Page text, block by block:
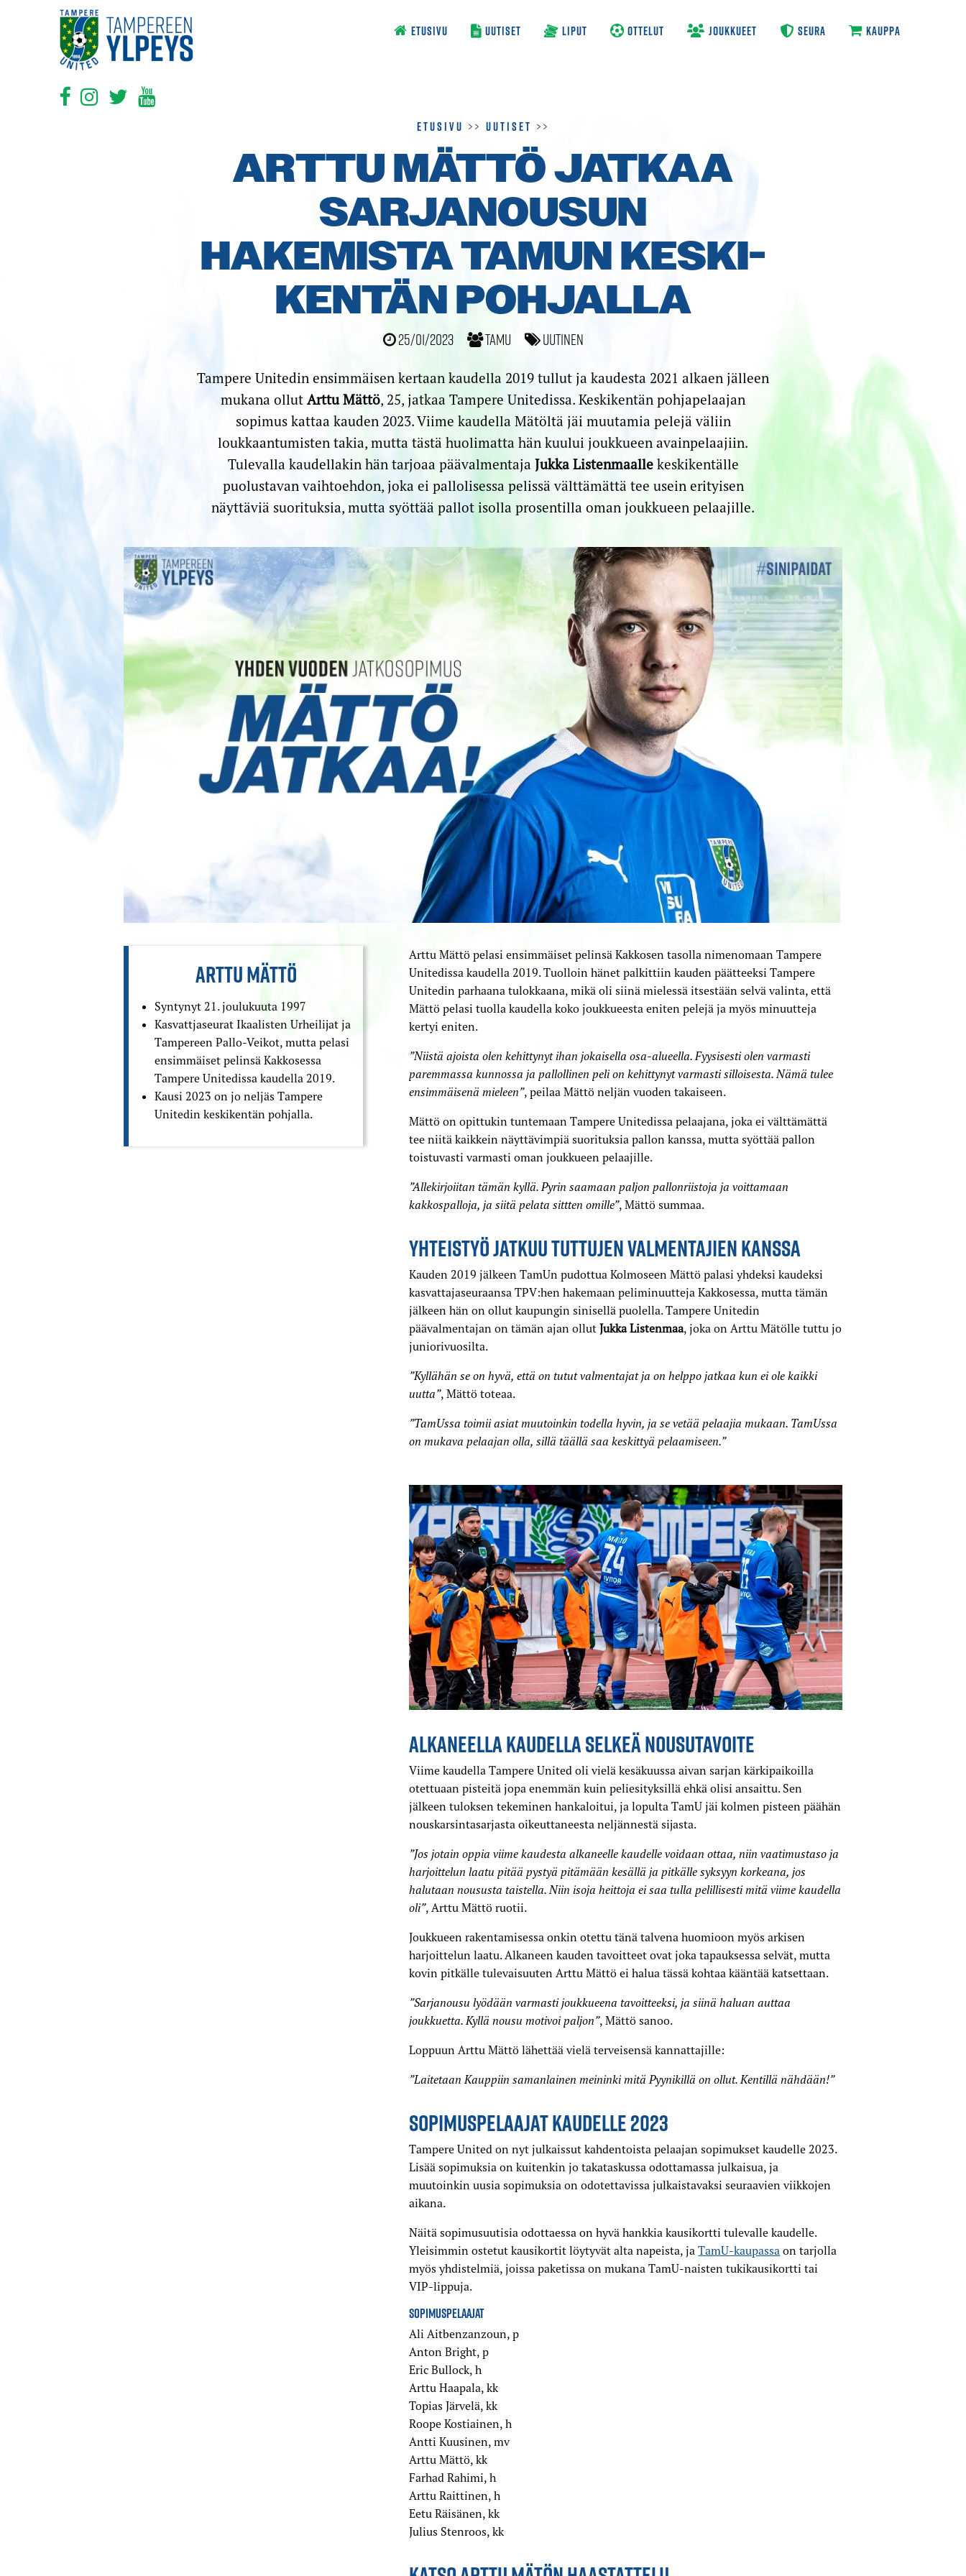
ETUSIVU UUTISET LIPUT OTTELUT JOUKKUEET SEURA KAUPPA
Etusivu >> Uutiset >>
ARTTU MÄTTÖ JATKAA
SARJA­NOUSUN
HAKEMISTA TAMUN KESKI­
KENTÄN POHJALLA
25/01/2023 TamU Uutinen
Tampere Unitedin ensimmäisen kertaan kaudella 2019 tullut ja kaudesta 2021 alkaen jälleen
mukana ollut Arttu Mättö, 25, jatkaa Tampere Unitedissa. Keskikentän pohjapelaajan
sopimus kattaa kauden 2023. Viime kaudella Mätöltä jäi muutamia pelejä väliin
loukkaantumisten takia, mutta tästä huolimatta hän kuului joukkueen avainpelaajiin.
Tulevalla kaudellakin hän tarjoaa päävalmentaja Jukka Listenmaallekeskikentälle
puolustavan vaihtoehdon, joka ei pallolisessa pelissä välttämättä tee usein erityisen
näyttäviä suorituksia, mutta syöttää pallot isolla prosentilla oman joukkueen pelaajille.
ARTTU MÄTTÖ
Syntynyt 21. joulukuuta 1997
Kasvattjaseurat Ikaalisten Urheilijat ja
Tampereen Pallo-Veikot, mutta pelasi
ensimmäiset pelinsä Kakkosessa
Tampere Unitedissa kaudella 2019.
Kausi 2023 on jo neljäs Tampere
Unitedin keskikentän pohjalla.
Arttu Mättö pelasi ensimmäiset pelinsä Kakkosen tasolla nimenomaan Tampere
Unitedissa kaudella 2019. Tuolloin hänet palkittiin kauden päätteeksi Tampere
Unitedin parhaana tulokkaana, mikä oli siinä mielessä itsestään selvä valinta, että
Mättö pelasi tuolla kaudella koko joukkueesta eniten pelejä ja myös minuutteja
kertyi eniten.
”Niistä ajoista olen kehittynyt ihan jokaisella osa-alueella. Fyysisesti olen varmasti
paremmassa kunnossa ja pallollinen peli on kehittynyt varmasti silloisesta. Nämä tulee
ensimmäisenä mieleen”, peilaa Mättö neljän vuoden takaiseen.
Mättö on opittukin tuntemaan Tampere Unitedissa pelaajana, joka ei välttämättä
tee niitä kaikkein näyttävimpiä suorituksia pallon kanssa, mutta syöttää pallon
toistuvasti varmasti oman joukkueen pelaajille.
”Allekirjoiitan tämän kyllä. Pyrin saamaan paljon pallonriistoja ja voittamaan
kakkospalloja, ja siitä pelata sittten omille”, Mättö summaa.
YHTEISTYÖ JATKUU TUTTUJEN VALMENTAJIEN KANSSA
Kauden 2019 jälkeen TamUn pudottua Kolmoseen Mättö palasi yhdeksi kaudeksi
kasvattajaseuraansa TPV:hen hakemaan peliminuutteja Kakkosessa, mutta tämän
jälkeen hän on ollut kaupungin sinisellä puolella. Tampere Unitedin
päävalmentajan on tämän ajan ollutJukka Listenmaa, joka on Arttu Mätölle tuttu jo
juniorivuosilta.
”Kyllähän se on hyvä, että on tutut valmentajat ja on helppo jatkaa kun ei ole kaikki
uutta”, Mättö toteaa.
”TamUssa toimii asiat muutoinkin todella hyvin, ja se vetää pelaajia mukaan. TamUssa
on mukava pelaajan olla, sillä täällä saa keskittyä pelaamiseen.”
ALKANEELLA KAUDELLA SELKEÄ NOUSUTAVOITE
Viime kaudella Tampere United oli vielä kesäkuussa aivan sarjan kärkipaikoilla
otettuaan pisteitä jopa enemmän kuin peliesityksillä ehkä olisi ansaittu. Sen
jälkeen tuloksen tekeminen hankaloitui, ja lopulta TamU jäi kolmen pisteen päähän
nouskarsintasarjasta oikeuttaneesta neljännestä sijasta.
”Jos jotain oppia viime kaudesta alkaneelle kaudelle voidaan ottaa, niin vaatimustaso ja
harjoittelun laatu pitää pystyä pitämään kesällä ja pitkälle syksyyn korkeana, jos
halutaan noususta taistella. Niin isoja heittoja ei saa tulla pelillisesti mitä viime kaudella
oli”, Arttu Mättö ruotii.
Joukkueen rakentamisessa onkin otettu tänä talvena huomioon myös arkisen
harjoittelun laatu. Alkaneen kauden tavoitteet ovat joka tapauksessa selvät, mutta
kovin pitkälle tulevaisuuten Arttu Mättö ei halua tässä kohtaa kääntää katsettaan.
”Sarjanousu lyödään varmasti joukkueena tavoitteeksi, ja siinä haluan auttaa
joukkuetta. Kyllä nousu motivoi paljon”, Mättö sanoo.
Loppuun Arttu Mättö lähettää vielä terveisensä kannattajille:
”Laitetaan Kauppiin samanlainen meininki mitä Pyynikillä on ollut. Kentillä nähdään!”
SOPIMUSPELAAJAT KAUDELLE 2023
Tampere United on nyt julkaissut kahdentoista pelaajan sopimukset kaudelle 2023.
Lisää sopimuksia on kuitenkin jo takataskussa odottamassa julkaisua, ja
muutoinkin uusia sopimuksia on odotettavissa julkaistavaksi seuraavien viikkojen
aikana.
Näitä sopimusuutisia odottaessa on hyvä hankkia kausikortti tulevalle kaudelle.
Yleisimmin ostetut kausikortit löytyvät alta napeista, jaTamU-kaupassa on tarjolla
myös yhdistelmiä, joissa paketissa on mukana TamU-naisten tukikausikortti tai
VIP-lippuja.
SOPIMUSPELAAJAT
Ali Aitbenzanzoun, p
Anton Bright, p
Eric Bullock, h
Arttu Haapala, kk
Topias Järvelä, kk
Roope Kostiainen, h
Antti Kuusinen, mv
Arttu Mättö, kk
Farhad Rahimi, h
Arttu Raittinen, h
Eetu Räisänen, kk
Julius Stenroos, kk